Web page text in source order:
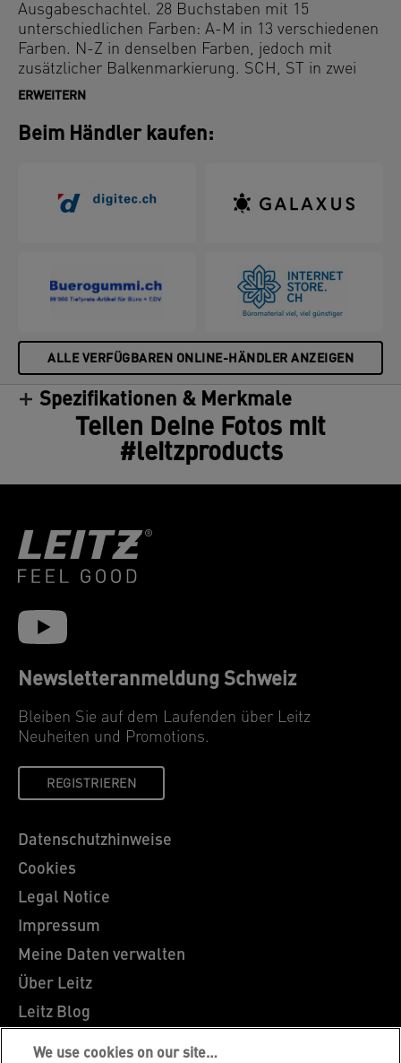
Ausgabeschachtel. 28 Buchstaben mit 15
unterschiedlichen Farben: A-M in 13 verschiedenen
Farben. N-Z in denselben Farben, jedoch mit
zusätzlicher Balkenmarkierung. SCH, ST in zwei
Zusatzfarben. Die Farben entsprechen dem IFOSA-
nicht ab. Signal mit Strichcode auf der Innenseite.
ERWEITERN
Beim Händler kaufen:
ALLE VERFÜGBAREN ONLINE-HÄNDLER ANZEIGEN
Spezifikationen & Merkmale
Teilen Deine Fotos mit
#leitzproducts
Newsletteranmeldung Schweiz
Bleiben Sie auf dem Laufenden über Leitz
Neuheiten und Promotions.
REGISTRIEREN
Datenschutzhinweise
Cookies
Legal Notice
Impressum
Meine Daten verwalten
Über Leitz
Leitz Blog
Karriere
We use cookies on our site…